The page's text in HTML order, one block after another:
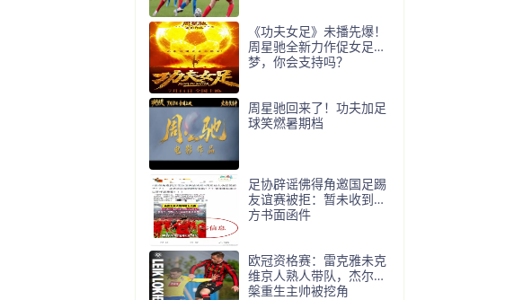
《功夫女足》未播先爆！
周星驰全新力作促女足追
梦，你会支持吗？
周星驰回来了！功夫加足
球笑燃暑期档
足协辟谣佛得角邀国足踢
友谊赛被拒：暂未收到对
方书面函件
欧冠资格赛：雷克雅未克
维京人熟人带队，杰尔涅
槃重生主帅被挖角